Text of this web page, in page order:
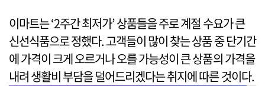
이마트는 ‘2주간 최저가’ 상품들을 주로 계절 수요가 큰
신선식품으로 정했다. 고객들이 많이 찾는 상품 중 단기간
에 가격이 크게 오르거나 오를 가능성이 큰 상품의 가격을
내려 생활비 부담을 덜어드리겠다는 취지에 따른 것이다.